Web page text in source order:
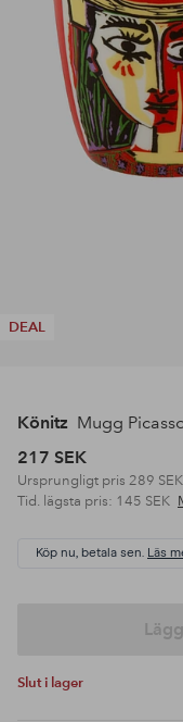
DEAL
Könitz Mugg
217 SEK
Ursprungligt pris 289 SEK
Tid. lägsta pris: 145 SEK
Köp nu, betala sen. Läs
Slut i lager